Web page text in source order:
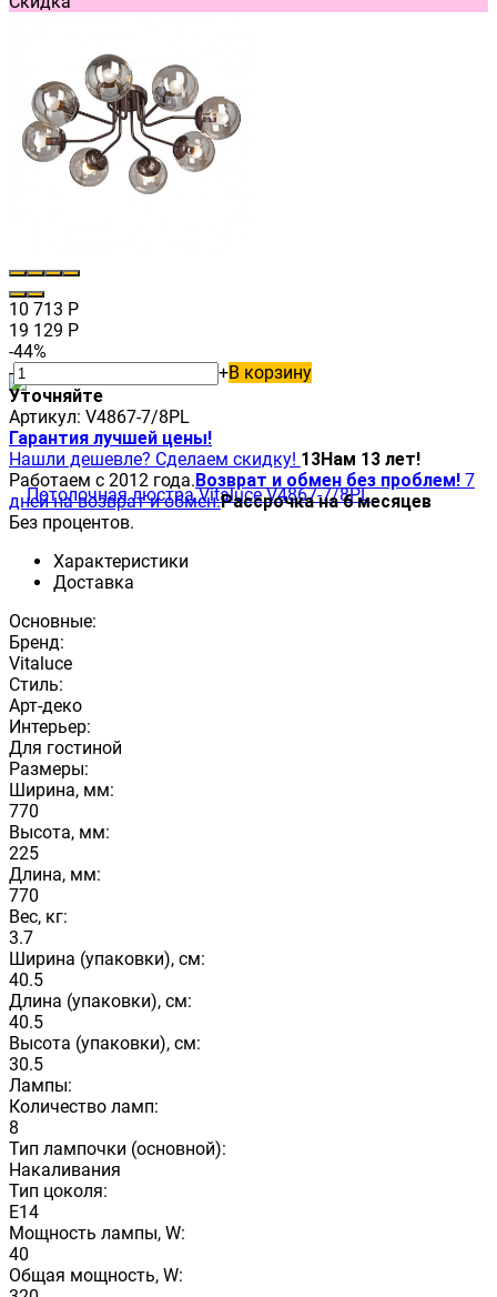
10 713 Р
19 129 Р
-44%
-
+В корзину
Уточняйте
Артикул: V4867-7/8PL
Гарантия лучшей цены!
Нашли дешевле? Сделаем скидку! 13Нам 13 лет!
Работаем с 2012 года.Возврат и обмен без проблем! 7
дней на возврат и обмен.Рассрочка на 6 месяцев
Без процентов.
Характеристики
Доставка
Основные:
Бренд:
Vitaluce
Стиль:
Арт-деко
Интерьер:
Для гостиной
Размеры:
Ширина, мм:
770
Высота, мм:
225
Длина, мм:
770
Вес, кг:
3.7
Ширина (упаковки), см:
40.5
Длина (упаковки), см:
40.5
Высота (упаковки), см:
30.5
Лампы:
Количество ламп:
8
Тип лампочки (основной):
Накаливания
Тип цоколя:
E14
Мощность лампы, W:
40
Общая мощность, W: